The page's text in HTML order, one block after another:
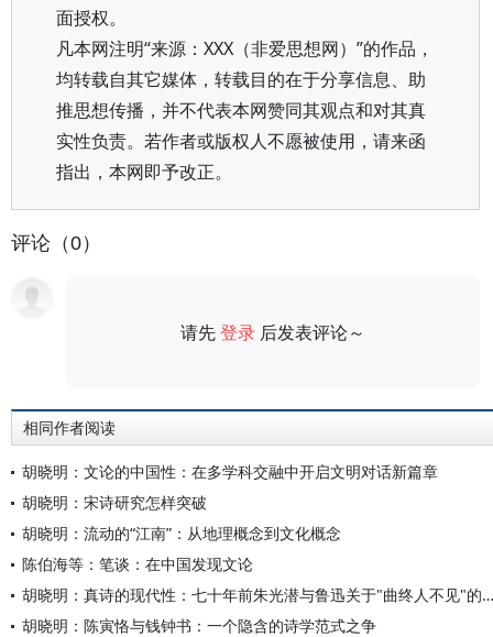
面授权。
凡本网注明“来源：XXX（非爱思想网）”的作品，
均转载自其它媒体，转载目的在于分享信息、助
推思想传播，并不代表本网赞同其观点和对其真
实性负责。若作者或版权人不愿被使用，请来函
指出，本网即予改正。
评论（0）
请先登录 后发表评论～
相同作者阅读
胡晓明：文论的中国性：在多学科交融中开启文明对话新篇章
胡晓明：宋诗研究怎样突破
胡晓明：流动的“江南”：从地理概念到文化概念
陈伯海等：笔谈：在中国发现文论
胡晓明：真诗的现代性：七十年前朱光潜与鲁迅关于"曲终人不见"的争论及其余响
胡晓明：陈寅恪与钱钟书：一个隐含的诗学范式之争